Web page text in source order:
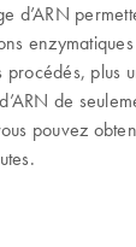
d’ARN
plus
de
pouvez